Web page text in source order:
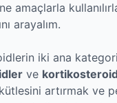
amaçlarla
arayalım.
iki ana
ve
artırmak ve